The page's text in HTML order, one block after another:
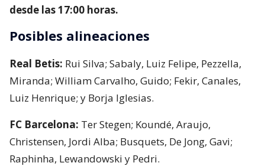
desde las 17:00 horas.
Posibles alineaciones
Real Betis: Rui Silva; Sabaly, Luiz Felipe, Pezzella,
Miranda; William Carvalho, Guido; Fekir, Canales,
Luiz Henrique; y Borja Iglesias.
FC Barcelona: Ter Stegen; Koundé, Araujo,
Christensen, Jordi Alba; Busquets, De Jong, Gavi;
Raphinha, Lewandowski y Pedri.